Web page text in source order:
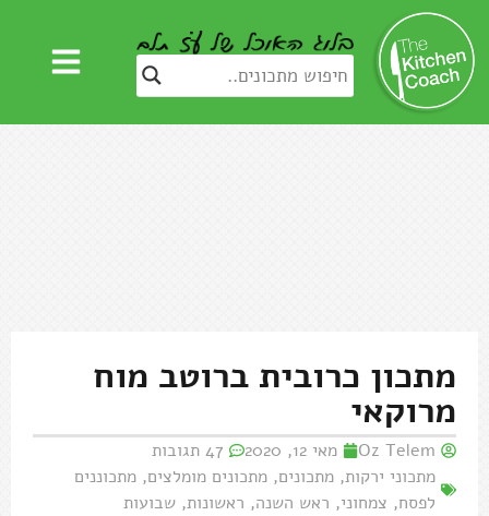
מתכון כרובית ברוטב מוח
מרוקאי
Oz Telem מאי 12, 2020
47 תגובות
מתכוני ירקות, מתכונים, מתכונים מומלצים, מתכוננים
לפסח, צמחוני, ראש השנה, ראשונות, שבועות